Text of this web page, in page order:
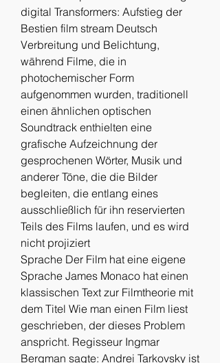
digital Transformers: Aufstieg der
Bestien film stream Deutsch
Verbreitung und Belichtung,
während Filme, die in
photochemischer Form
aufgenommen wurden, traditionell
einen ähnlichen optischen
Soundtrack enthielten eine
grafische Aufzeichnung der
gesprochenen Wörter, Musik und
anderer Töne, die die Bilder
begleiten, die entlang eines
ausschließlich für ihn reservierten
Teils des Films laufen, und es wird
nicht projiziert
Sprache Der Film hat eine eigene
Sprache James Monaco hat einen
klassischen Text zur Filmtheorie mit
dem Titel Wie man einen Film liest
geschrieben, der dieses Problem
anspricht. Regisseur Ingmar
Bergman sagte: Andrei Tarkovsky ist